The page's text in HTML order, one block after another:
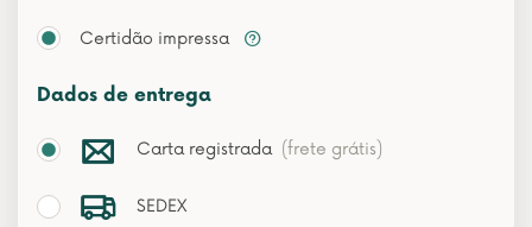
Certidão impressa
Dados de entrega
Carta registrada (frete grátis)
SEDEX